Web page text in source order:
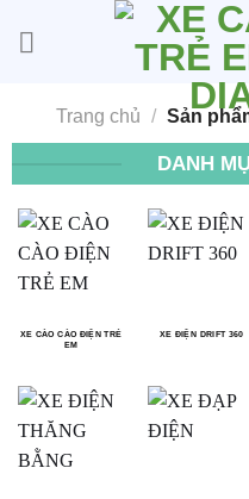
Trang chủ / Sản
DANH
XE CÀO CÀO ĐIỆN TRẺ
EM
XE ĐIỆN DRIFT 360